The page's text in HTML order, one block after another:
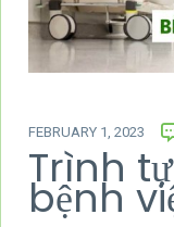
FEBRUARY 1, 2023
Trình
bệnh